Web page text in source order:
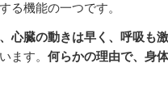
る機能の一つです。
心臓の動きは早く、呼吸も
ます。 何らかの理由で、身